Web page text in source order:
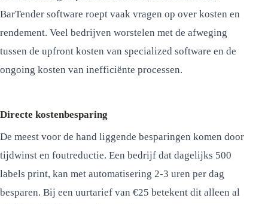
BarTender software roept vaak vragen op over kosten en
rendement. Veel bedrijven worstelen met de afweging
tussen de upfront kosten van specialized software en de
ongoing kosten van inefficiënte processen.
Directe kostenbesparing
De meest voor de hand liggende besparingen komen door
tijdwinst en foutreductie. Een bedrijf dat dagelijks 500
labels print, kan met automatisering 2-3 uren per dag
besparen. Bij een uurtarief van €25 betekent dit alleen al